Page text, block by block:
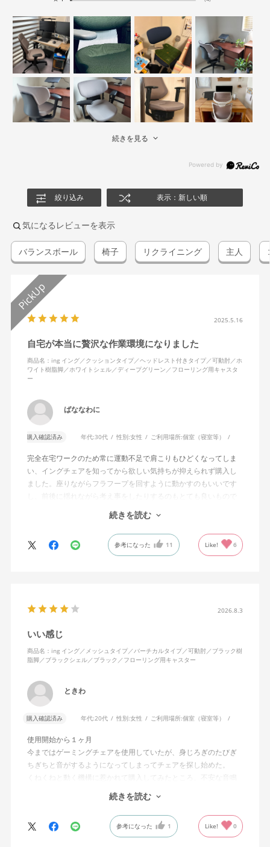
続きを見る
絞り込み 表示：新しい順
気になるレビューを表示
バランスボール 椅子 リクライニング 主人
2025.5.16
自宅が本当に贅沢な作業環境になりました
商品名：ing イング／クッションタイプ／ヘッドレスト付きタイプ／可動肘／ホ
ワイト樹脂脚／ホワイトシェル／ディープグリーン／フローリング用キャスタ
ー
ばななわに
購入確認済み 年代:30代 性別:女性 ご利用場所:個室（寝室等）
完全在宅ワークのため常に運動不足で肩こりもひどくなってしま
い、イングチェアを知ってから欲しい気持ちが抑えられず購入し
ました。座りながらフラフープを回すように動かすのもいいです
し、前後に揺れながら考え事をしたりするのもとても良いもので
す。カチャカチャ音が鳴るわけではないのですが、オフィスで揺
れてばっかだと怒られそうですが、自宅なら何も気にせずに使え
特に前後に揺らす時にヘッドレストありで購入して良かったと思
えます。揺れを止める機能もちゃんとあります。
続きを読む
参考になった 11 Like! 6
2026.8.3
いい感じ
商品名：ing イング／メッシュタイプ／バーチカルタイプ／可動肘／ブラック樹
脂脚／ブラックシェル／ブラック／フローリング用キャスター
ときわ
購入確認済み 年代:20代 性別:女性 ご利用場所:個室（寝室等）
使用開始から１ヶ月
今まではゲーミングチェアを使用していたが、身じろぎのたびぎ
ちぎちと音がするようになってしまってチェアを探し始めた。
くねくねと動く機構に惹かれて購入してみたところ、不安な音鳴
りは無くなった！但し座る時と立つ時はカッチョンと音がする。
これは座っていない時に椅子が倒れないように立ち上がると水平
に保つ機構があるようだ。
絵を描くのと、ゲームをするためのデスクで使用しているためお
尻についてくるフレキシブルな座面が嬉しい。
続きを読む
参考になった 1 Like! 0